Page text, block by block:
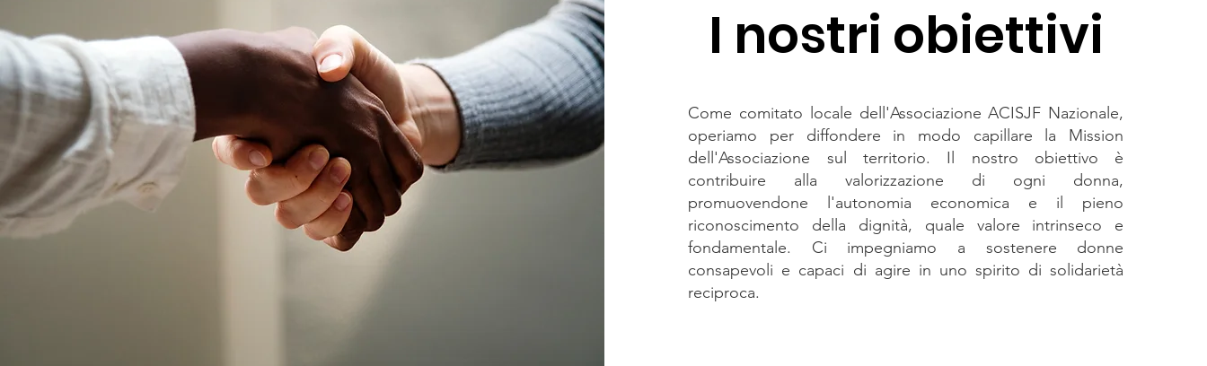
I nostri obiettivi
Come comitato locale dell'Associazione ACISJF Nazionale,
operiamo per diffondere in modo capillare la Mission
dell'Associazione sul territorio. Il nostro obiettivo è
contribuire alla valorizzazione di ogni donna,
promuovendone l'autonomia economica e il pieno
riconoscimento della dignità, quale valore intrinseco e
fondamentale. Ci impegniamo a sostenere donne
consapevoli e capaci di agire in uno spirito di solidarietà
reciproca.